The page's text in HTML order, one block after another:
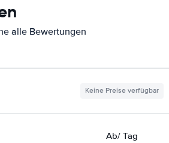
alle Bewertungen
Keine Preise verfügbar
Ab/ Tag